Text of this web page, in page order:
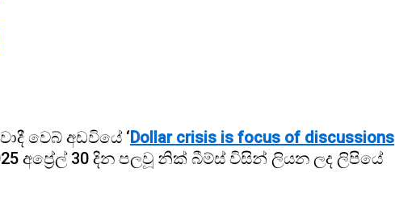
වෙබ් අඩවියේ ‘Dollar crisis is focus of discussions
අප්‍රේල් 30 දින පලවූ නික් බීම්ස් විසින් ලියන ලද ලිපියේ